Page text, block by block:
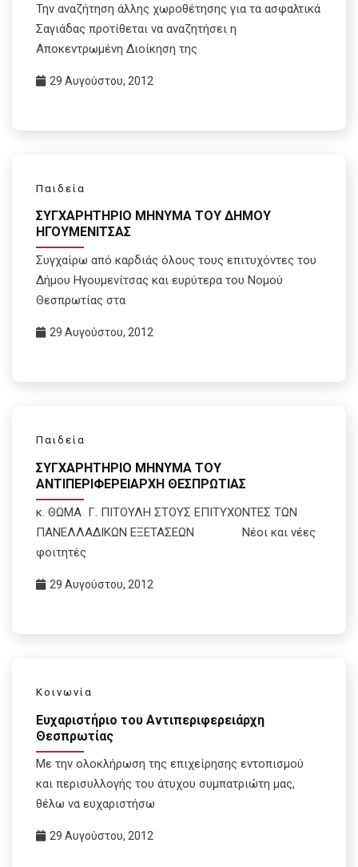
Την αναζήτηση άλλης χωροθέτησης για τα ασφαλτικά
Σαγιάδας προτίθεται να αναζητήσει η
Αποκεντρωμένη Διοίκηση της
29 Αυγούστου, 2012
Παιδεία
ΣΥΓΧΑΡΗΤΗΡΙΟ ΜΗΝΥΜΑ ΤΟΥ ΔΗΜΟΥ
ΗΓΟΥΜΕΝΙΤΣΑΣ
Συγχαίρω από καρδιάς όλους τους επιτυχόντες του
Δήμου Ηγουμενίτσας και ευρύτερα του Νομού
Θεσπρωτίας στα
29 Αυγούστου, 2012
Παιδεία
ΣΥΓΧΑΡΗΤΗΡΙΟ ΜΗΝΥΜΑ ΤΟΥ
ΑΝΤΙΠΕΡΙΦΕΡΕΙΑΡΧΗ ΘΕΣΠΡΩΤΙΑΣ
κ. ΘΩΜΑ Γ. ΠΙΤΟΥΛΗ ΣΤΟΥΣ ΕΠΙΤΥΧΟΝΤΕΣ ΤΩΝ
ΠΑΝΕΛΛΑΔΙΚΩΝ ΕΞΕΤΑΣΕΩΝ Νέοι και νέες
φοιτητές
29 Αυγούστου, 2012
Κοινωνία
Ευχαριστήριο του Αντιπεριφερειάρχη
Θεσπρωτίας
Με την ολοκλήρωση της επιχείρησης εντοπισμού
και περισυλλογής του άτυχου συμπατριώτη μας,
θέλω να ευχαριστήσω
29 Αυγούστου, 2012